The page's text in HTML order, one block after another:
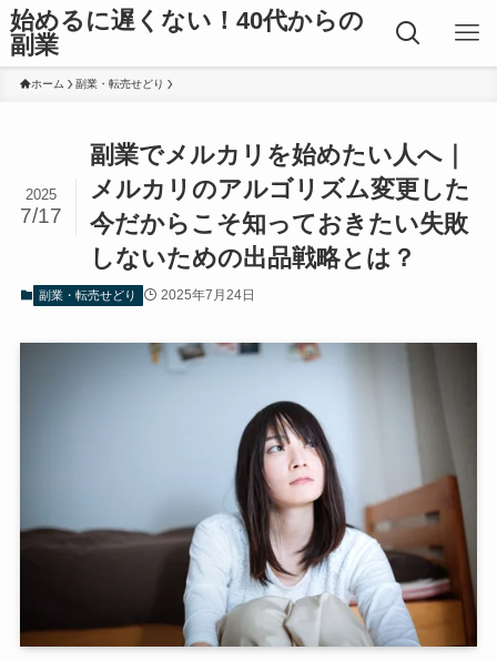
始めるに遅くない！40代からの
副業
ホーム 副業・転売せどり
副業でメルカリを始めたい人へ｜
メルカリのアルゴリズム変更した
今だからこそ知っておきたい失敗
しないための出品戦略とは？
2025
7/17
副業・転売せどり 2025年7月24日